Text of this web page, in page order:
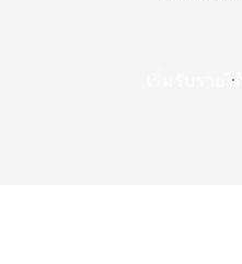
เริ่มรับราย